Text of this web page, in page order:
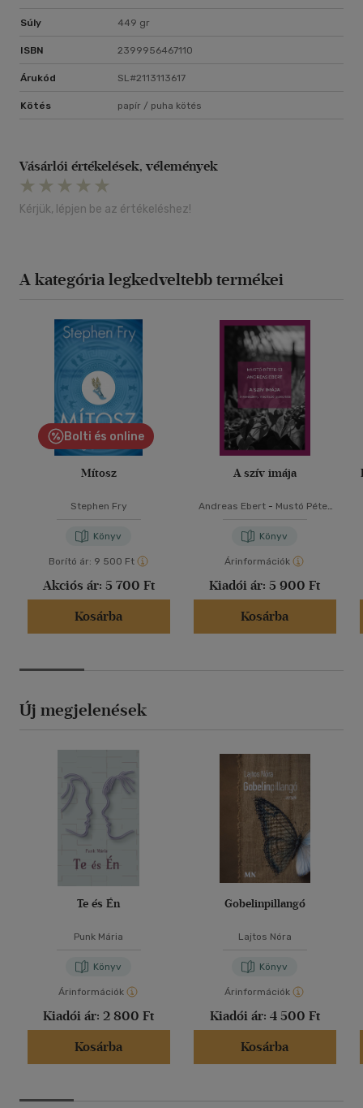
Súly 449 gr
ISBN 2399956467110
Árukód SL#2113113617
Kötés papír / puha kötés
Vásárlói értékelések, vélemények
Kérjük, lépjen be az értékeléshez!
A kategória legkedveltebb termékei
Bolti és online
Mítosz
Stephen Fry
Könyv
Borító ár: 9 500 Ft
Akciós ár: 5 700 Ft
Kosárba
A szív imája
Andreas Ebert- Mustó Péter
Könyv
Árinformációk
Kiadói ár: 5 900 Ft
Kosárba
Új megjelenések
Te és Én
Punk Mária
Könyv
Árinformációk
Kiadói ár: 2 800 Ft
Kosárba
Gobelinpillangó
Lajtos Nóra
Könyv
Árinformációk
Kiadói ár: 4 500 Ft
Kosárba